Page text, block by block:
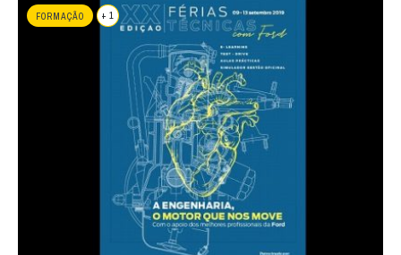
FORMAÇÃO + 1